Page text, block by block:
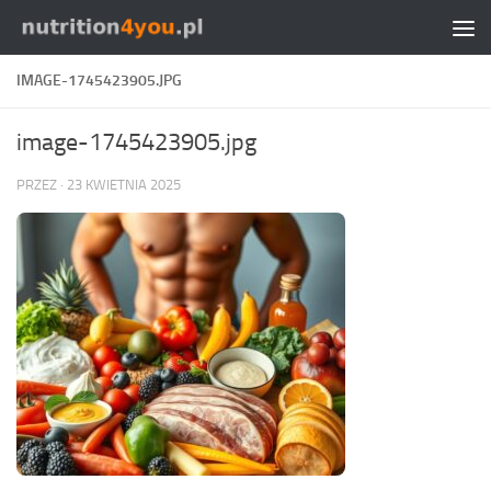
Przejdź do treści
IMAGE-1745423905.JPG
image-1745423905.jpg
PRZEZ · 23 KWIETNIA 2025